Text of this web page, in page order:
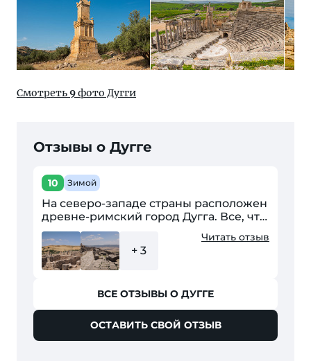
Смотреть9фото Дугги
Отзывы о Дугге
10 Зимой
На северо-западе страны расположен
древне-римский город Дугга. Все, что
написано о нем в справочной
информации – абсолютно совпадает с
увиденным мною....
+ 3
Читать отзыв
ВСЕ ОТЗЫВЫ О ДУГГЕ
ОСТАВИТЬ СВОЙ ОТЗЫВ